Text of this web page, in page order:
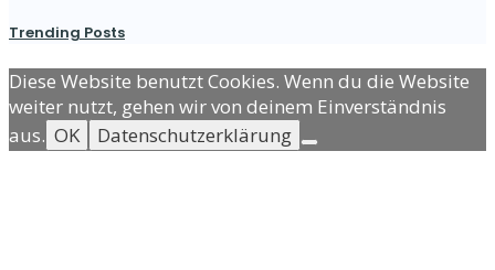
Trending Posts
Diese Website benutzt Cookies. Wenn du die Website
weiter nutzt, gehen wir von deinem Einverständnis
aus. OK Datenschutzerklärung